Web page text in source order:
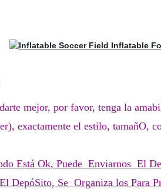
mejor, por favor, tenga la
exactamente el estilo, tamañO,
Está Ok, Puede Enviarnos El
DepóSito, Se Organiza los Para